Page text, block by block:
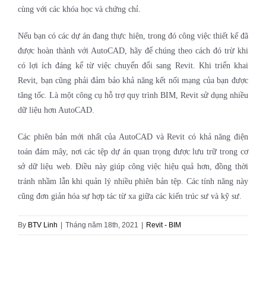
cùng với các khóa học và chứng chỉ.
Nếu bạn có các dự án đang thực hiện, trong đó công việc thiết kế đã
được hoàn thành với AutoCAD, hãy để chúng theo cách đó trừ khi
có lợi ích đáng kể từ việc chuyển đổi sang Revit. Khi triển khai
Revit, bạn cũng phải đảm bảo khả năng kết nối mạng của bạn được
tăng tốc. Là một công cụ hỗ trợ quy trình BIM, Revit sử dụng nhiều
dữ liệu hơn AutoCAD.
Các phiên bản mới nhất của AutoCAD và Revit có khả năng điện
toán đám mây, nơi các tệp dự án quan trọng được lưu trữ trong cơ
sở dữ liệu web. Điều này giúp công việc hiệu quả hơn, đồng thời
tránh nhầm lẫn khi quản lý nhiều phiên bản tệp. Các tính năng này
cũng đơn giản hóa sự hợp tác từ xa giữa các kiến ​​trúc sư và kỹ sư.
By BTV Linh Tháng năm 18th, 2021 Revit - BIM